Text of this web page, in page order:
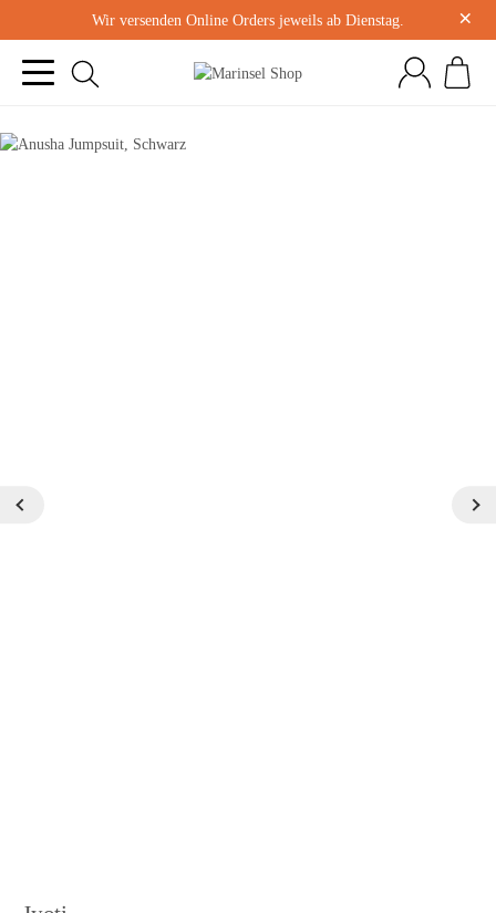
Wir versenden Online Orders jeweils ab Dienstag. ×